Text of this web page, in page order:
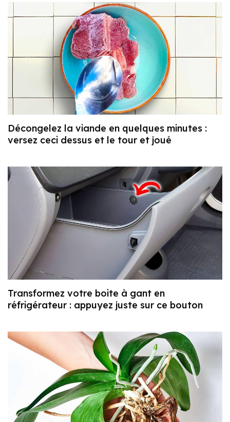
Décongelez la viande en quelques minutes :
versez ceci dessus et le tour et joué
Transformez votre boite à gant en
réfrigérateur : appuyez juste sur ce bouton